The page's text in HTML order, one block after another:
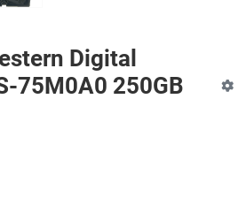
Digital
75M0A0 250GB